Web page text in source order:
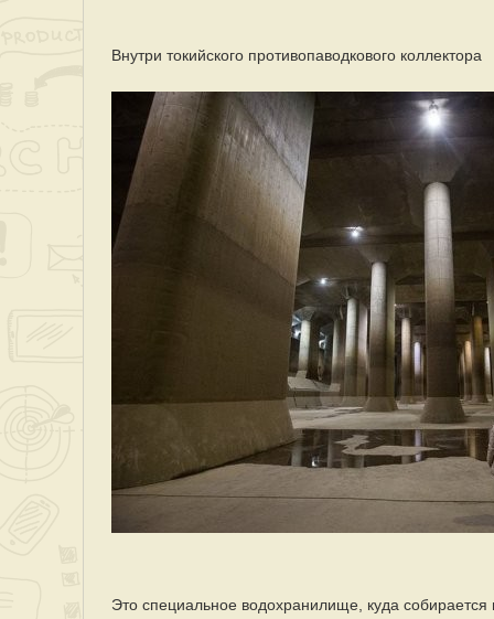
Внутри токийского противопаводкового коллектора
Это специальное водохранилище, куда